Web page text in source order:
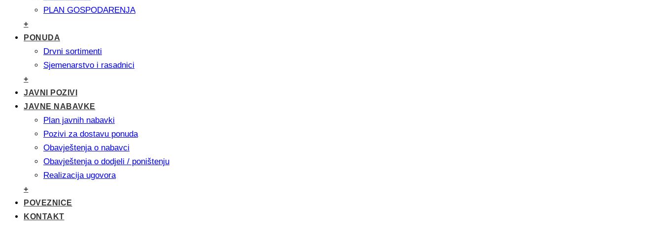
PLAN GOSPODARENJA
+
PONUDA
Drvni sortimenti
Sjemenarstvo i rasadnici
+
JAVNI POZIVI
JAVNE NABAVKE
Plan javnih nabavki
Pozivi za dostavu ponuda
Obavještenja o nabavci
Obavještenja o dodjeli / poništenju
Realizacija ugovora
+
POVEZNICE
KONTAKT